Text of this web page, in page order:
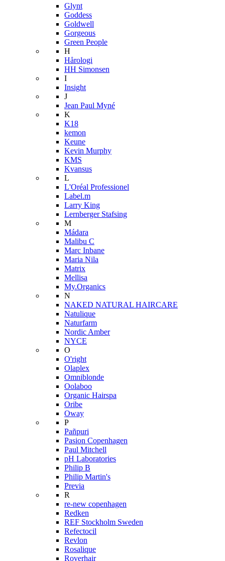
Glynt
Goddess
Goldwell
Gorgeous
Green People
H
Hårologi
HH Simonsen
I
Insight
J
Jean Paul Myné
K
K18
kemon
Keune
Kevin Murphy
KMS
Kvansus
L
L'Oréal Professionel
Label.m
Larry King
Lernberger Stafsing
M
Mádara
Malibu C
Marc Inbane
Maria Nila
Matrix
Mellisa
My.Organics
N
NAKED NATURAL HAIRCARE
Natulique
Naturfarm
Nordic Amber
NYCE
O
O'right
Olaplex
Omniblonde
Oolaboo
Organic Hairspa
Oribe
Oway
P
Pañpuri
Pasion Copenhagen
Paul Mitchell
pH Laboratories
Philip B
Philip Martin's
Previa
R
re-new copenhagen
Redken
REF Stockholm Sweden
Refectocil
Revlon
Rosalique
Roverhair